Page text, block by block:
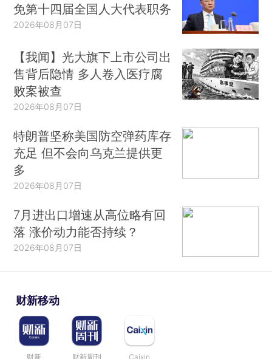
免第十四届全国人大代表职务
2026年08月07日
【我闻】光大旗下上市公司出
售背后隐情 多人卷入医疗腐
败案被查
2026年08月07日
特朗普坚称美国防空弹药库存
充足 但不会向乌克兰提供更
多
2026年08月07日
7月进出口增速从高位略有回
落 涨价动力能否持续？
2026年08月07日
财新移动
财新 财新周刊 Caixin